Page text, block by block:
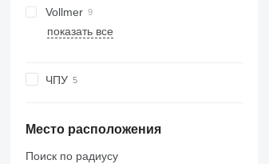
Vollmer
Rondamat
показать все
ЧПУ
Место расположения
Поиск по радиусу